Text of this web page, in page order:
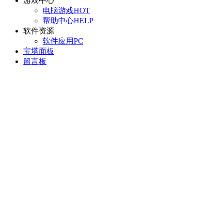
电脑游戏HOT
帮助中心HELP
软件资源
软件应用PC
宝塔面板
留言板